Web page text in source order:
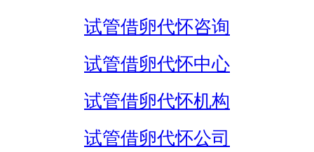
试管借卵代怀咨询
试管借卵代怀中心
试管借卵代怀机构
试管借卵代怀公司